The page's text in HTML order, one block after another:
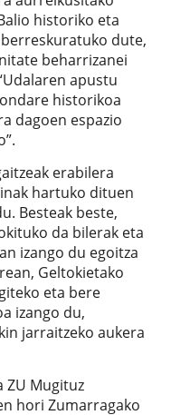
historiko eta
dute,
beharrizanei
apustu
historikoa
dagoen espazio
erabilera
hartuko dituen
Besteak beste,
da bilerak eta
izango du egoitza
Geltokietako
eta bere
izango du,
jarraitzeko aukera
ZU Mugituz
hori Zumarragako